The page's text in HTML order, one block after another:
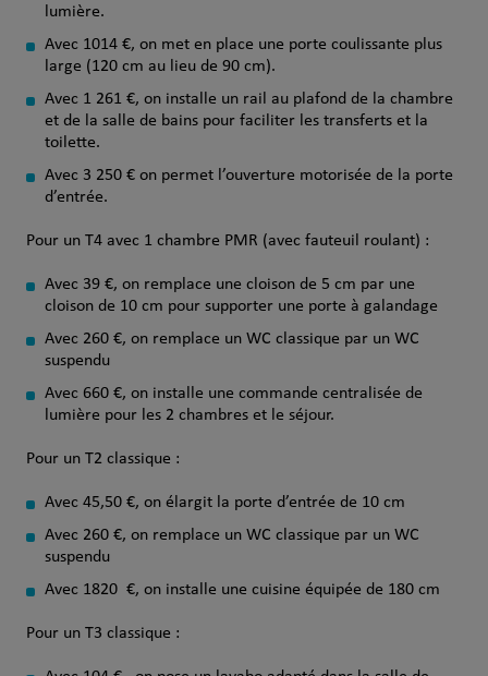
lumière.
Avec 1014 €, on met en place une porte coulissante plus
large (120 cm au lieu de 90 cm).
Avec 1 261 €, on installe un rail au plafond de la chambre
et de la salle de bains pour faciliter les transferts et la
toilette.
Avec 3 250 € on permet l’ouverture motorisée de la porte
d’entrée.
Pour un T4 avec 1 chambre PMR (avec fauteuil roulant) :
Avec 39 €, on remplace une cloison de 5 cm par une
cloison de 10 cm pour supporter une porte à galandage
Avec 260 €, on remplace un WC classique par un WC
suspendu
Avec 660 €, on installe une commande centralisée de
lumière pour les 2 chambres et le séjour.
Pour un T2 classique :
Avec 45,50 €, on élargit la porte d’entrée de 10 cm
Avec 260 €, on remplace un WC classique par un WC
suspendu
Avec 1820 €, on installe une cuisine équipée de 180 cm
Pour un T3 classique :